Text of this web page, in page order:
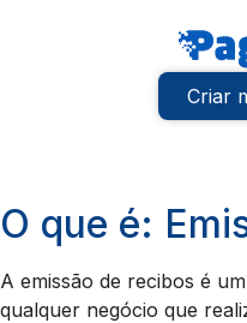
Criar
O que é:
A emissão de recibos é
qualquer negócio que